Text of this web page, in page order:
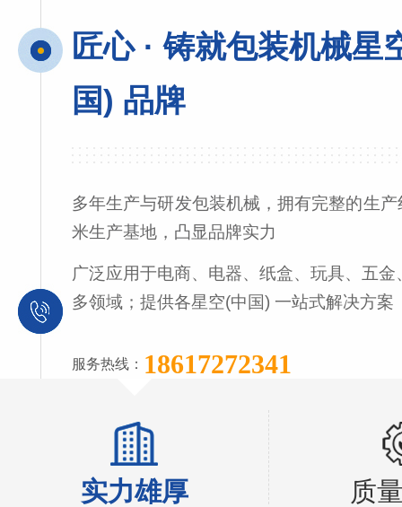
匠心 · 铸就包装机械星
国) 品牌
多年生产与研发包装机械，拥有完整的生
米生产基地，凸显品牌实力
广泛应用于电商、电器、纸盒、玩具、五金
多领域；提供各星空(中国) 一站式解决方案
服务热线： 18617272341
实力雄厚 质